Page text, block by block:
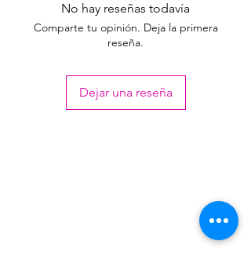
No hay reseñas todavía
Comparte tu opinión. Deja la primera
reseña.
Dejar una reseña